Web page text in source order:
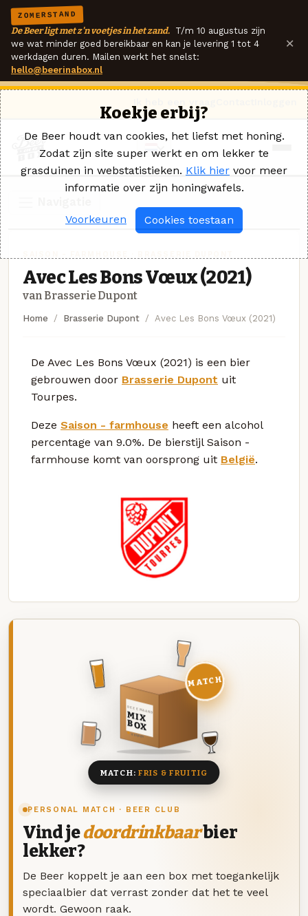
ZOMERSTAND
De Beer ligt met z'n voetjes in het zand. T/m 10 augustus zijn
we wat minder goed bereikbaar en kan je levering 1 tot 4
werkdagen duren. Mailen werkt het snelst:
hello@beerinabox.nl
×
Avec Les Bons Vœux (2021)
van Brasserie Dupont
Home Brasserie Dupont Avec Les Bons Vœux (2021)
De Avec Les Bons Vœux (2021) is een bier
gebrouwen door Brasserie Dupont uit
Tourpes.
Deze Saison - farmhouse heeft een alcohol
percentage van 9.0%. De bierstijl Saison -
farmhouse komt van oorsprong uit België.
PERSONAL MATCH · BEER CLUB
Vind jedoordrinkbaarbier
lekker?
De Beer koppelt je aan een box met toegankelijk
speciaalbier dat verrast zonder dat het te veel
wordt. Gewoon raak.
DEZE MAAND
MIX
BOX
8 BIEREN
MATCH
MATCH: FRIS & FRUITIG
Koekje erbij?
De Beer houdt van cookies, het liefst met honing.
Zodat zijn site super werkt en om lekker te
grasduinen in webstatistieken. Klik hier voor meer
informatie over zijn honingwafels.
Voorkeuren Cookies toestaan